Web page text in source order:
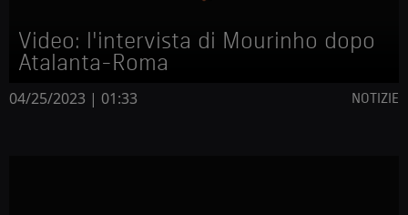
Video: l'intervista di Mourinho dopo
Atalanta-Roma
04/25/2023 | 01:33 NOTIZIE